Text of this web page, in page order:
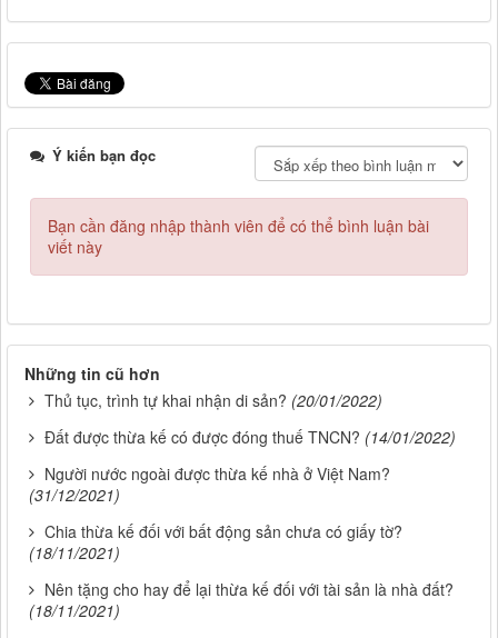
Ý kiến bạn đọc
Bạn cần đăng nhập thành viên để có thể bình luận bài
viết này
Những tin cũ hơn
Thủ tục, trình tự khai nhận di sản? (20/01/2022)
Đất được thừa kế có được đóng thuế TNCN? (14/01/2022)
Người nước ngoài được thừa kế nhà ở Việt Nam?
(31/12/2021)
Chia thừa kế đối với bất động sản chưa có giấy tờ?
(18/11/2021)
Nên tặng cho hay để lại thừa kế đối với tài sản là nhà đất?
(18/11/2021)